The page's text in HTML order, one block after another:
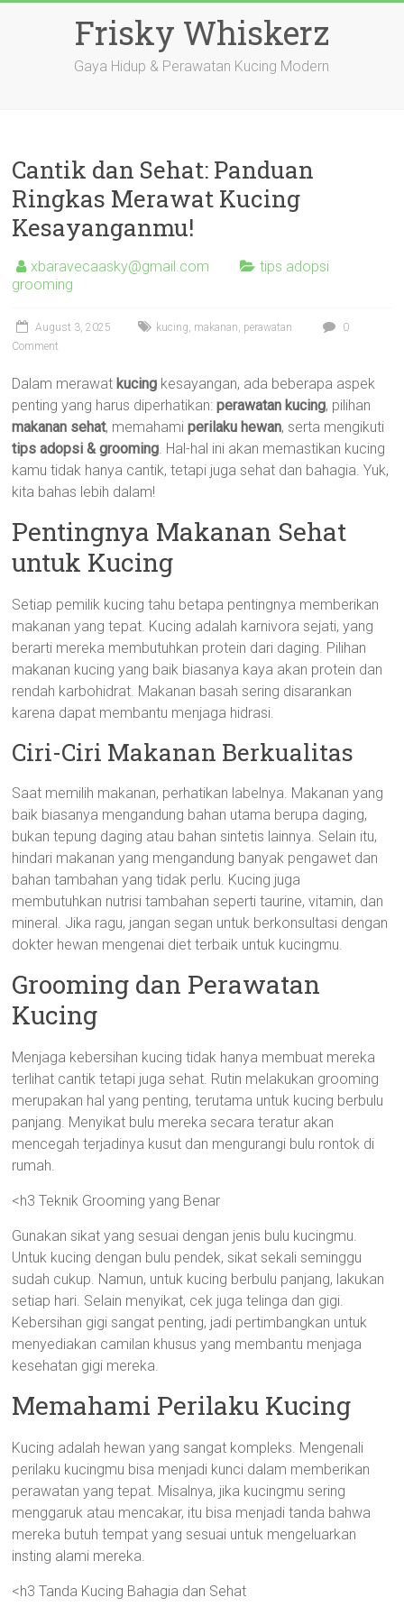
Frisky Whiskerz
Gaya Hidup & Perawatan Kucing Modern
Cantik dan Sehat: Panduan
Ringkas Merawat Kucing
Kesayanganmu!
xbaravecaasky@gmail.com
tips adopsi
grooming
August 3, 2025 kucing, makanan, perawatan
0
Comment
Dalam merawat kucing kesayangan, ada beberapa aspek
penting yang harus diperhatikan:perawatan kucing, pilihan
makanan sehat, memahamiperilaku hewan, serta mengikuti
tips adopsi & grooming. Hal-hal ini akan memastikan kucing
kamu tidak hanya cantik, tetapi juga sehat dan bahagia. Yuk,
kita bahas lebih dalam!
Pentingnya Makanan Sehat
untuk Kucing
Setiap pemilik kucing tahu betapa pentingnya memberikan
makanan yang tepat. Kucing adalah karnivora sejati, yang
berarti mereka membutuhkan protein dari daging. Pilihan
makanan kucing yang baik biasanya kaya akan protein dan
rendah karbohidrat. Makanan basah sering disarankan
karena dapat membantu menjaga hidrasi.
Ciri-Ciri Makanan Berkualitas
Saat memilih makanan, perhatikan labelnya. Makanan yang
baik biasanya mengandung bahan utama berupa daging,
bukan tepung daging atau bahan sintetis lainnya. Selain itu,
hindari makanan yang mengandung banyak pengawet dan
bahan tambahan yang tidak perlu. Kucing juga
membutuhkan nutrisi tambahan seperti taurine, vitamin, dan
mineral. Jika ragu, jangan segan untuk berkonsultasi dengan
dokter hewan mengenai diet terbaik untuk kucingmu.
Grooming dan Perawatan
Kucing
Menjaga kebersihan kucing tidak hanya membuat mereka
terlihat cantik tetapi juga sehat. Rutin melakukan grooming
merupakan hal yang penting, terutama untuk kucing berbulu
panjang. Menyikat bulu mereka secara teratur akan
mencegah terjadinya kusut dan mengurangi bulu rontok di
rumah.
<h3 Teknik Grooming yang Benar
Gunakan sikat yang sesuai dengan jenis bulu kucingmu.
Untuk kucing dengan bulu pendek, sikat sekali seminggu
sudah cukup. Namun, untuk kucing berbulu panjang, lakukan
setiap hari. Selain menyikat, cek juga telinga dan gigi.
Kebersihan gigi sangat penting, jadi pertimbangkan untuk
menyediakan camilan khusus yang membantu menjaga
kesehatan gigi mereka.
Memahami Perilaku Kucing
Kucing adalah hewan yang sangat kompleks. Mengenali
perilaku kucingmu bisa menjadi kunci dalam memberikan
perawatan yang tepat. Misalnya, jika kucingmu sering
menggaruk atau mencakar, itu bisa menjadi tanda bahwa
mereka butuh tempat yang sesuai untuk mengeluarkan
insting alami mereka.
<h3 Tanda Kucing Bahagia dan Sehat